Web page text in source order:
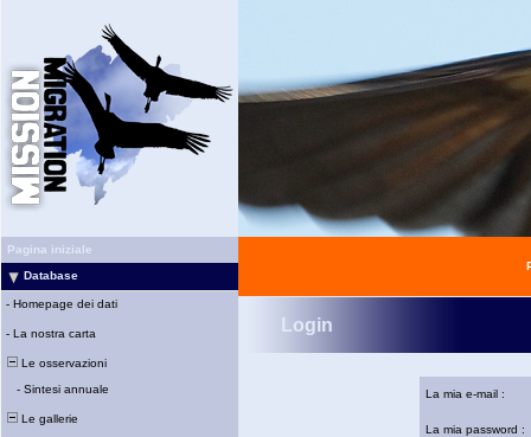
Pagina iniziale
Database
- Homepage dei dati
- La nostra carta
Le osservazioni
- Sintesi annuale
Le gallerie
Login
La mia e-mail :
La mia password :